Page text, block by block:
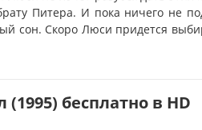
Питера. И пока ничего не
сон. Скоро Люси придется
бесплатно в HD